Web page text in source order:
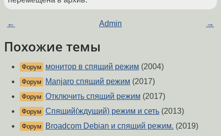
← Admin →
Похожие темы
Форум монитор в спящий режим (2004)
Форум Manjaro спящий режим (2017)
Форум Отключить спящий режим (2017)
Форум Спящий(ждущий) режим и сеть (2013)
Форум Broadcom Debian и спящий режим. (2019)